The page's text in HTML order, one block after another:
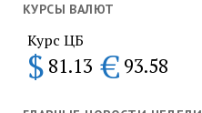
КУРСЫ ВАЛЮТ
Курс ЦБ
$ 81.13 € 93.58